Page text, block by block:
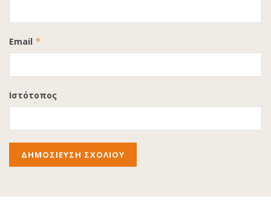
Email *
Ιστότοπος